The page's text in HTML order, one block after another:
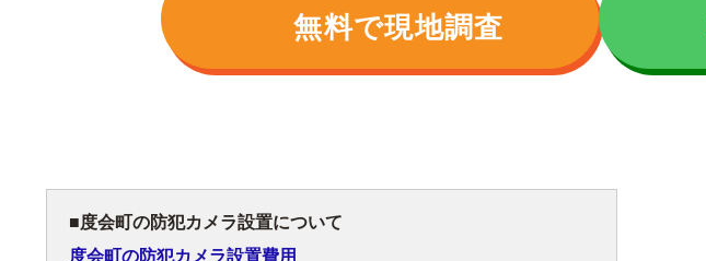
無料で現地調査
度会町の防犯カメラ設置について
度会町の防犯カメラ設置費用